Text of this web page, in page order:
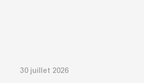
30 juillet 2026